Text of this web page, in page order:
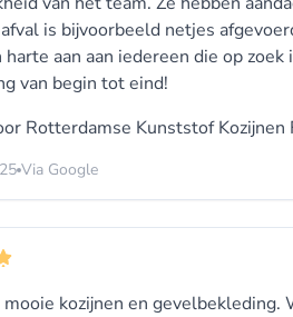
is bijvoorbeeld netjes
harte aan aan iedereen die op
van begin tot eind!
Rotterdamse Kunststof Kozijnen
Via Google
mooie kozijnen en